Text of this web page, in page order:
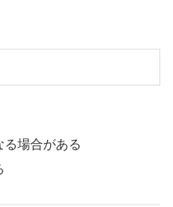
場合がある